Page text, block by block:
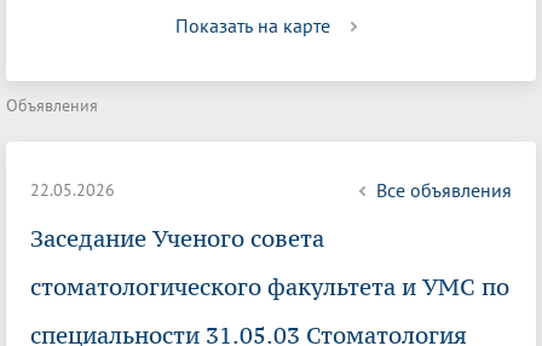
Показать на карте
Объявления
22.05.2026 Все объявления
Заседание Ученого совета
стоматологического факультета и УМС по
специальности 31.05.03 Стоматология